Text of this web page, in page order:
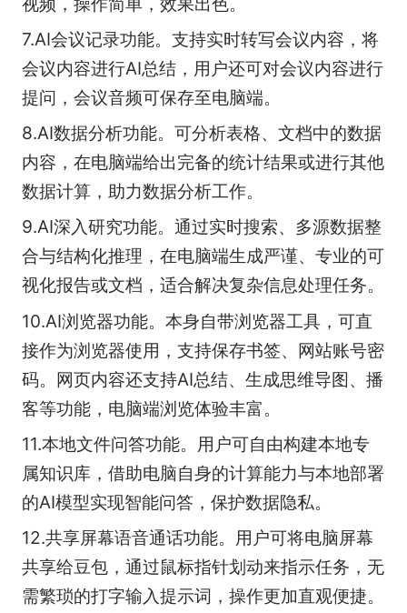
7.AI会议记录功能。支持实时转写会议内容，将
会议内容进行AI总结，用户还可对会议内容进行
提问，会议音频可保存至电脑端。
8.AI数据分析功能。可分析表格、文档中的数据
内容，在电脑端给出完备的统计结果或进行其他
数据计算，助力数据分析工作。
9.AI深入研究功能。通过实时搜索、多源数据整
合与结构化推理，在电脑端生成严谨、专业的可
视化报告或文档，适合解决复杂信息处理任务。
10.AI浏览器功能。本身自带浏览器工具，可直
接作为浏览器使用，支持保存书签、网站账号密
码。网页内容还支持AI总结、生成思维导图、播
客等功能，电脑端浏览体验丰富。
11.本地文件问答功能。用户可自由构建本地专
属知识库，借助电脑自身的计算能力与本地部署
的AI模型实现智能问答，保护数据隐私。
12.共享屏幕语音通话功能。用户可将电脑屏幕
共享给豆包，通过鼠标指针划动来指示任务，无
需繁琐的打字输入提示词，操作更加直观便捷。